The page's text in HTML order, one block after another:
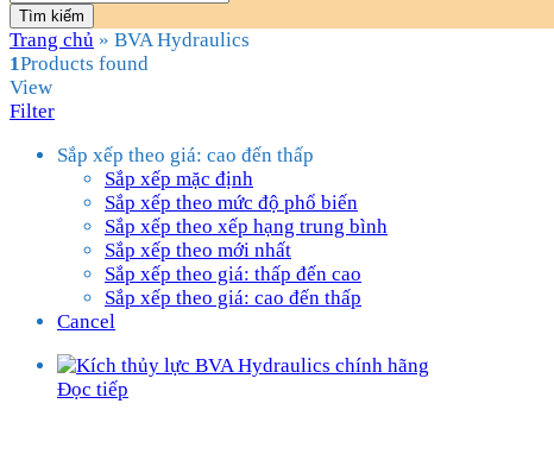
Tìm kiếm
Trang chủ » BVA Hydraulics
1Products found
View
Filter
Sắp xếp theo giá: cao đến thấp
Sắp xếp mặc định
Sắp xếp theo mức độ phổ biến
Sắp xếp theo xếp hạng trung bình
Sắp xếp theo mới nhất
Sắp xếp theo giá: thấp đến cao
Sắp xếp theo giá: cao đến thấp
Cancel
Đọc tiếp